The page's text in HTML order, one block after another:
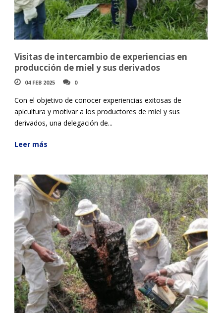
Visitas de intercambio de experiencias en
producción de miel y sus derivados
04 FEB 2025 0
Con el objetivo de conocer experiencias exitosas de
apicultura y motivar a los productores de miel y sus
derivados, una delegación de...
Leer más